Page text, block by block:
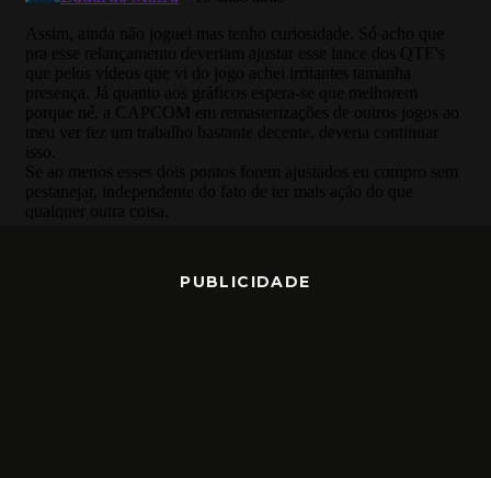
PUBLICIDADE